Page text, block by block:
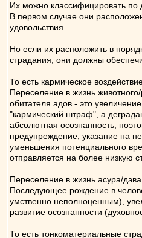
Их можно классифицировать по
В первом случае они
удовольствия.
Но если их расположить в
страдания, они должны
То есть кармическое
Переселение в жизнь
обитателя адов - это
"кармический штраф", а
абсолютная осознанность,
предупреждение, указание на
уменьшения потенциального
отправляется на более низкую
Переселение в жизнь асура/
Последующее рождение в
умственно неполноценным),
развитие осознанности
То есть тонкоматериальные